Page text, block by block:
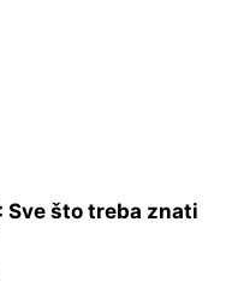
Sve što treba znati